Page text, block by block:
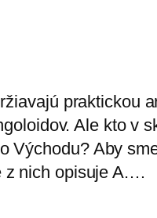
Ale kto v
Aby
z nich opisuje A.…